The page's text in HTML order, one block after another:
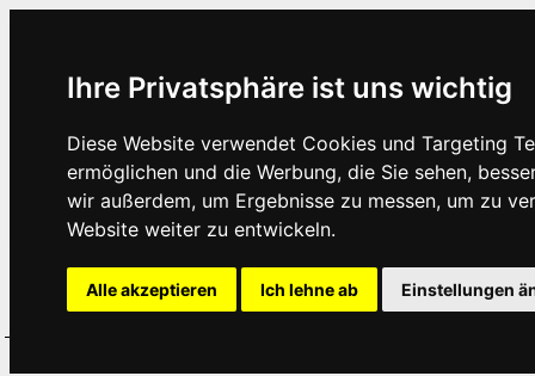
Ihre Privatsphäre ist uns wichtig
Diese Website verwendet Cookies und Targeting
ermöglichen und die Werbung, die Sie sehen,
wir außerdem, um Ergebnisse zu messen, um zu
Website weiter zu entwickeln.
Alle akzeptieren Ich lehne ab Einstellungen